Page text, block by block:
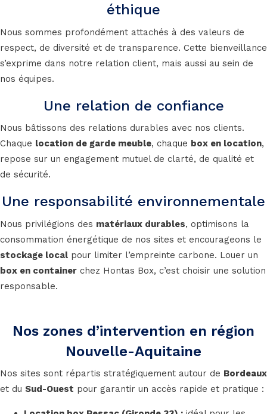
éthique
Nous sommes profondément attachés à des valeurs de
respect, de diversité et de transparence. Cette bienveillance
s’exprime dans notre relation client, mais aussi au sein de
nos équipes.
Une relation de confiance
Nous bâtissons des relations durables avec nos clients.
Chaque location de garde meuble, chaque box en location,
repose sur un engagement mutuel de clarté, de qualité et
de sécurité.
Une responsabilité environnementale
Nous privilégions des matériaux durables, optimisons la
consommation énergétique de nos sites et encourageons le
stockage local pour limiter l’empreinte carbone. Louer un
box en container chez Hontas Box, c’est choisir une solution
responsable.
Nos zones d’intervention en région
Nouvelle-Aquitaine
Nos sites sont répartis stratégiquement autour de Bordeaux
et du Sud-Ouest pour garantir un accès rapide et pratique :